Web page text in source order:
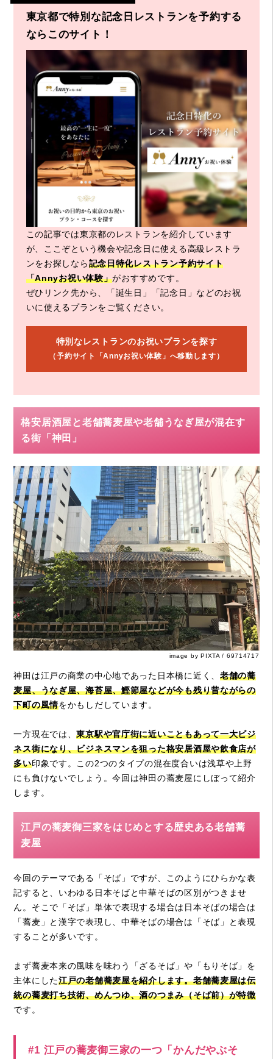
東京都で特別な記念日レストランを予約する
ならこのサイト！
この記事では東京都のレストランを紹介しています
が、ここぞという機会や記念日に使える高級レストラ
ンをお探しなら記念日特化レストラン予約サイト
「Annyお祝い体験」がおすすめです。
ぜひリンク先から、「誕生日」「記念日」などのお祝
いに使えるプランをご覧ください。
特別なレストランのお祝いプランを探す
（予約サイト「Annyお祝い体験」へ移動します）
格安居酒屋と老舗蕎麦屋や老舗うなぎ屋が混在す
る街「神田」
image by PIXTA / 69714717
神田は江戸の商業の中心地であった日本橋に近く、 老舗の蕎
麦屋、うなぎ屋、海苔屋、鰹節屋などが今も残り昔ながらの
下町の風情をかもしだしています。
一方現在では、東京駅や官庁街に近いこともあって一大ビジ
ネス街になり、ビジネスマンを狙った格安居酒屋や飲食店が
多い印象です。この2つのタイプの混在度合いは浅草や上野
にも負けないでしょう。今回は神田の蕎麦屋にしぼって紹介
します。
江戸の蕎麦御三家をはじめとする歴史ある老舗蕎
麦屋
今回のテーマである「そば」ですが、このようにひらかな表
記すると、いわゆる日本そばと中華そばの区別がつきませ
ん。そこで「そば」単体で表現する場合は日本そばの場合は
「蕎麦」と漢字で表現し、中華そばの場合は「そば」と表現
することが多いです。
まず蕎麦本来の風味を味わう「ざるそば」や「もりそば」を
主体にした江戸の老舗蕎麦屋を紹介します。老舗蕎麦屋は伝
統の蕎麦打ち技術、めんつゆ、酒のつまみ（そば前）が特徴
です。
#1 江戸の蕎麦御三家の一つ「かんだやぶそ